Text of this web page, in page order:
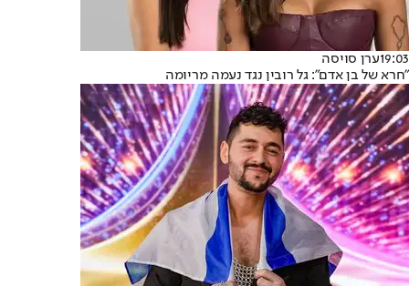
19:03ערן סויסה
"חרא של בן אדם": גל רובין נגד נעמה מריומה